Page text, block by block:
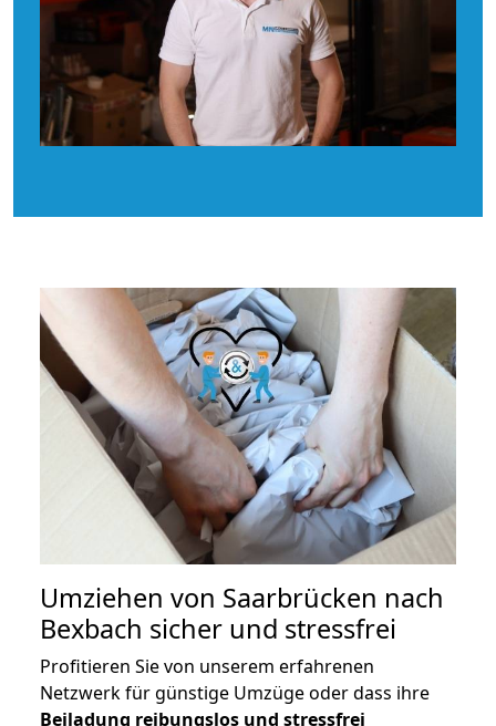
Umziehen von Saarbrücken nach
Bexbach sicher und stressfrei
Profitieren Sie von unserem erfahrenen
Netzwerk für günstige Umzüge oder dass ihre
Beiladung reibungslos und stressfrei